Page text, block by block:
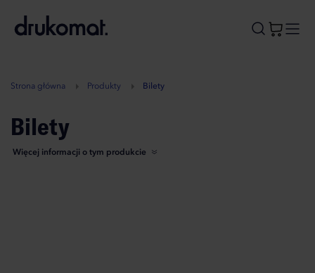
A
Strona główna Produkty Bilety
Bilety
Więcej informacji o tym produkcie